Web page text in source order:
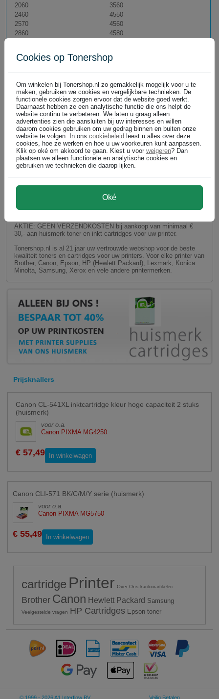
2060
2460
2570
2860
3560
4550
4560
4580
5570
6570
8070
B-SA4 serie
GEEN VERZENDKOSTEN bij Tonershop.nl op huismerk
AKTIE: GEEN VERZENDKOSTEN bij aankoop van minimaal €
30,- aan huismerk toner en inkt cartridges voor uw printer.
Tonershop.nl is al 21 jaar uw vertrouwde webshop voor de beste
kwaliteit toners en cartridges voor uw printers. Voor elke printer van
Brother, Canon, Epson, HP (Hewlett Packard), Lexmark, Konica
Minolta, Samsung, Xerox en vele andere printermerken.
Prijsknallers
Canon CL-541XL inktcartridge kleur hoge capaciteit 2 stuks
(huismerk)
voor o.a.
Canon PIXMA MG4250
€ 57,49 In winkelwagen
Canon CLI-571 BK/C/M/Y serie (huismerk)
voor o.a.
Canon PIXMA MG5750
€ 55,49 In winkelwagen
cartridge Printer Over Ons kantoorartikelen
Brother Canon Hewlett Packard Samsung
Veelgestelde vragen HP Cartridges Epson toner
© 1999 - 2026 A1 Interflow BV Veilig Betalen
Cookies op Tonershop
Om winkelen bij Tonershop.nl zo gemakkelijk mogelijk voor u te
maken, gebruiken we cookies en vergelijkbare technieken. De
functionele cookies zorgen ervoor dat de website goed werkt.
Daarnaast hebben ze een analytische functie die ons helpt de
website continu te verbeteren. We laten u graag alleen
advertenties zien die aansluiten bij uw interesses en willen
daarom cookies gebruiken om uw gedrag binnen en buiten onze
website te volgen. In ons cookiebeleid leest u alles over deze
cookies, hoe ze werken en hoe u uw voorkeuren kunt aanpassen.
Klik op oké om akkoord te gaan. Kiest u voor weigeren? Dan
plaatsen we alleen functionele en analytische cookies en
gebruiken we technieken die daarop lijken.
Oké